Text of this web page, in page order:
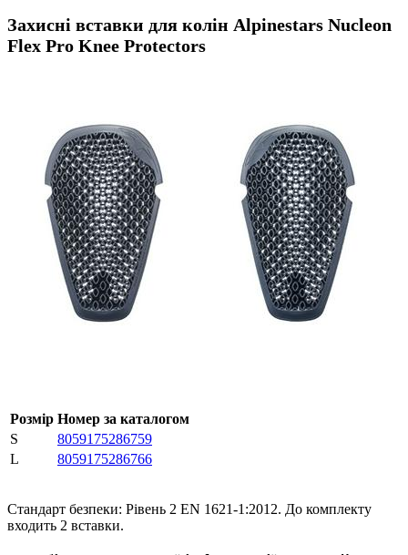
Захисні вставки для колін Alpinestars Nucleon
Flex Pro Knee Protectors
Розмір Номер за каталогом
S
8059175286759
L
8059175286766
Cтандарт безпеки: Рівень 2 EN 1621-1:2012. До комплекту
входить 2 вставки.